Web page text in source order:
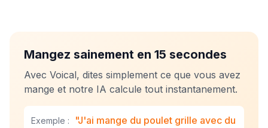
Mangez sainement en 15 secondes
Avec Voical, dites simplement ce que vous avez
mange et notre IA calcule tout instantanement.
Exemple :
"J'ai mange du poulet grille avec du